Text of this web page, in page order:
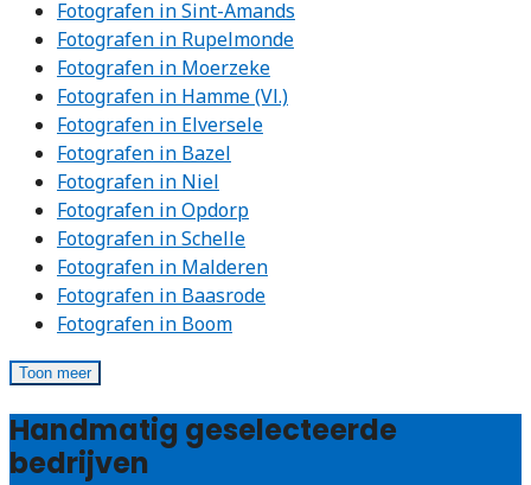
Fotografen in Sint-Amands
Fotografen in Rupelmonde
Fotografen in Moerzeke
Fotografen in Hamme (Vl.)
Fotografen in Elversele
Fotografen in Bazel
Fotografen in Niel
Fotografen in Opdorp
Fotografen in Schelle
Fotografen in Malderen
Fotografen in Baasrode
Fotografen in Boom
Toon meer
Handmatig geselecteerde
bedrijven